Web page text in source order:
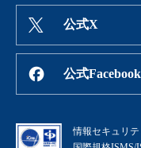
公式X
公式Facebook
情報セキュリ